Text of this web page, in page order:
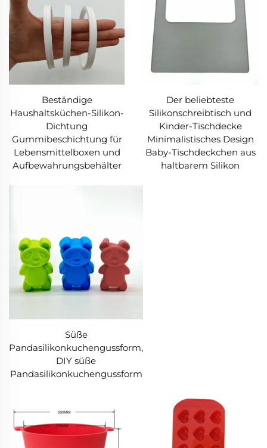
Beständige
Haushaltsküchen-Silikon-
Dichtung
Gummibeschichtung für
Lebensmittelboxen und
Aufbewahrungsbehälter
Der beliebteste
Silikonschreibtisch und
Kinder-Tischdecke
Minimalistisches Design
Baby-Tischdeckchen aus
haltbarem Silikon
Süße
Pandasilikonkuchengussform,
DIY süße
Pandasilikonkuchengussform